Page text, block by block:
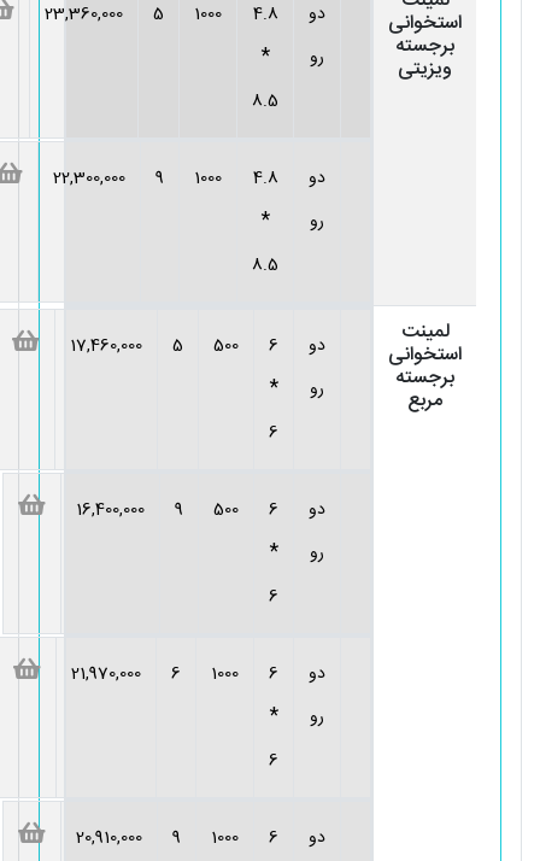
استخوانی
برجسته
ویزیتی
دو
رو
4.8
*
8.5
1000
5
23,360,000
دو
رو
4.8
*
8.5
1000
9
22,300,000
لمینت
استخوانی
برجسته
مربع
دو
رو
6
*
6
500
5
17,460,000
دو
رو
6
*
6
500
9
16,400,000
دو
رو
6
*
6
1000
6
21,970,000
دو
6
1000
9
20,910,000